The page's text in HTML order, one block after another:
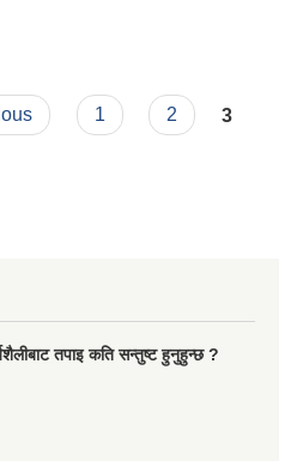
1 2 3
तपाइ कति सन्तुष्ट हुनुहुन्छ ?